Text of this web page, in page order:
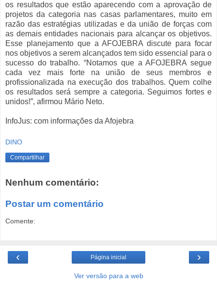
os resultados que estão aparecendo com a aprovação de
projetos da categoria nas casas parlamentares, muito em
razão das estratégias utilizadas e da união de forças com
as demais entidades nacionais para alcançar os objetivos.
Esse planejamento que a AFOJEBRA discute para focar
nos objetivos a serem alcançados tem sido essencial para o
sucesso do trabalho. “Notamos que a AFOJEBRA segue
cada vez mais forte na união de seus membros e
profissionalizada na execução dos trabalhos. Quem colhe
os resultados será sempre a categoria. Seguimos fortes e
unidos!”, afirmou Mário Neto.
InfoJus: com informações da Afojebra
DINO
Compartilhar
Nenhum comentário:
Postar um comentário
Comente:
‹ ›
Página inicial
Ver versão para a web